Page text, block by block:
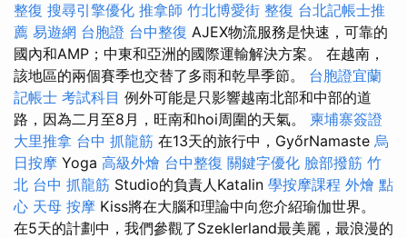
整復 搜尋引擎優化 推拿師 竹北博愛街 整復 台北記帳士推
薦 易遊網 台胞證 台中整復 AJEX物流服務是快速，可靠的
國內和AMP；中東和亞洲的國際運輸解決方案。 在越南，
該地區的兩個賽季也交替了多雨和乾旱季節。 台胞證宜蘭
記帳士 考試科目 例外可能是只影響越南北部和中部的道
路，因為二月至8月，旺南和hoi周圍的天氣。 柬埔寨簽證
大里推拿 台中 抓龍筋 在13天的旅行中，GyőrNamaste 烏
日按摩 Yoga 高級外燴 台中整復 關鍵字優化 臉部撥筋 竹
北 台中 抓龍筋 Studio的負責人Katalin 學按摩課程 外燴 點
心 天母 按摩 Kiss將在大腦和理論中向您介紹瑜伽世界。
在5天的計劃中，我們參觀了Szeklerland最美麗，最浪漫的